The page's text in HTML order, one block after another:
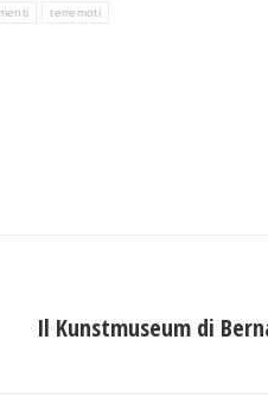
terremoti
Il Kunstmuseum di